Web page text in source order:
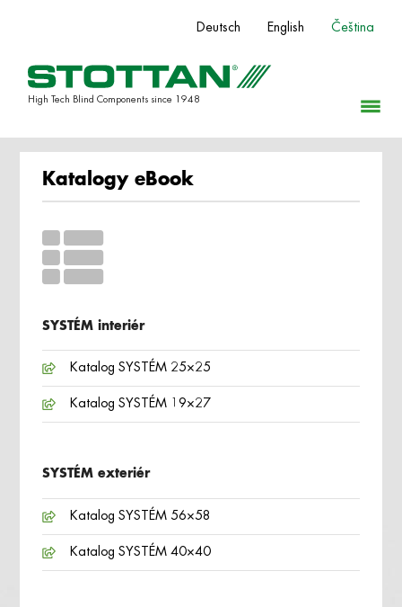
Čeština
English
Deutsch
High Tech Blind Components since 1948
Katalogy eBook
SYSTÉM interiér
Katalog SYSTÉM 25×25
Katalog SYSTÉM 19×27
SYSTÉM exteriér
Katalog SYSTÉM 56×58
Katalog SYSTÉM 40×40